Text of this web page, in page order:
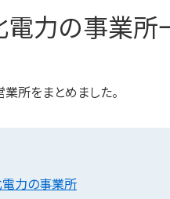
力の事業所
業所をまとめました。
力の事業所